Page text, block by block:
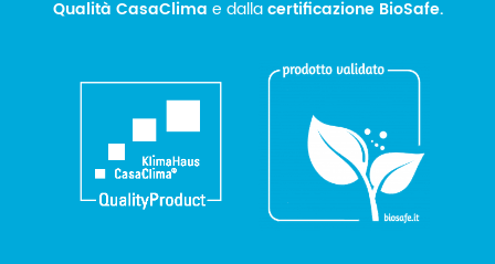
Qualità CasaClima e dallacertificazione BioSafe.